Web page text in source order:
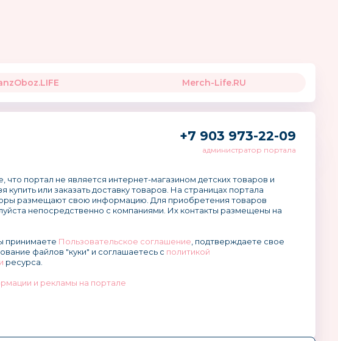
Merch-Life.RU
+7 903 973-22-09
администратор портала
портал не является интернет-магазином детских товаров и
купить или заказать доставку товаров. На страницах портала
размещают свою информацию. Для приобретения товаров
непосредственно с компаниями. Их контакты размещены на
принимаете Пользовательское соглашение , подтверждаете свое
файлов "куки" и соглашаетесь с политикой
ресурса.
и рекламы на портале